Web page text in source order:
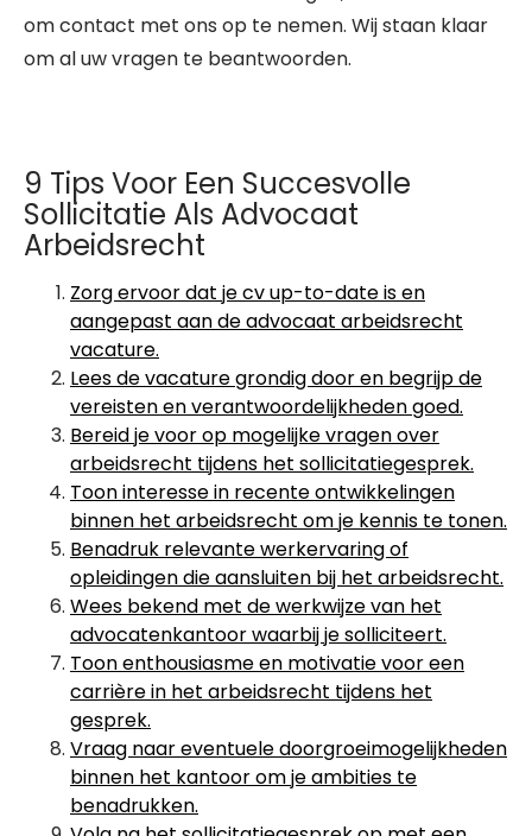
om contact met ons op te nemen. Wij staan klaar
om al uw vragen te beantwoorden.
9 Tips Voor Een Succesvolle
Sollicitatie Als Advocaat
Arbeidsrecht
Zorg ervoor dat je cv up-to-date is en
aangepast aan de advocaat arbeidsrecht
vacature.
Lees de vacature grondig door en begrijp de
vereisten en verantwoordelijkheden goed.
Bereid je voor op mogelijke vragen over
arbeidsrecht tijdens het sollicitatiegesprek.
Toon interesse in recente ontwikkelingen
binnen het arbeidsrecht om je kennis te tonen.
Benadruk relevante werkervaring of
opleidingen die aansluiten bij het arbeidsrecht.
Wees bekend met de werkwijze van het
advocatenkantoor waarbij je solliciteert.
Toon enthousiasme en motivatie voor een
carrière in het arbeidsrecht tijdens het
gesprek.
Vraag naar eventuele doorgroeimogelijkheden
binnen het kantoor om je ambities te
benadrukken.